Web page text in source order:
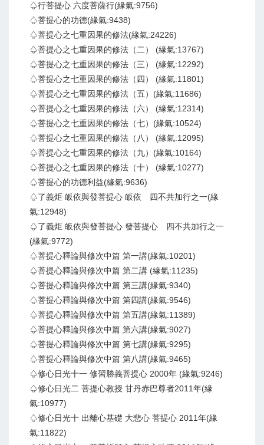
♤行菩提心 六度菩薩行(緣氣:9756)
♤菩提心的功德(緣氣:9438)
♤菩提心之七重因果的修法(緣氣:24226)
♤菩提心之七重因果的修法（二） (緣氣:13767)
♤菩提心之七重因果的修法（三） (緣氣:12292)
♤菩提心之七重因果的修法（四） (緣氣:11801)
♤菩提心之七重因果的修法（五）(緣氣:11686)
♤菩提心之七重因果的修法（六） (緣氣:12314)
♤菩提心之七重因果的修法（七）(緣氣:10524)
♤菩提心之七重因果的修法（八） (緣氣:12095)
♤菩提心之七重因果的修法（九）(緣氣:10164)
♤菩提心之七重因果的修法（十） (緣氣:10277)
♤菩提心的功德利益(緣氣:9636)
♤了義炬 皈依與發菩提心 皈依 四不共加行之一(緣
氣:12948)
♤了義炬 皈依與發菩提心 發菩提心 四不共加行之一
(緣氣:9772)
♤菩提心釋論與修次中篇 第一講(緣氣:10201)
♤菩提心釋論與修次中篇 第二講 (緣氣:11235)
♤菩提心釋論與修次中篇 第三講(緣氣:9340)
♤菩提心釋論與修次中篇 第四講(緣氣:9546)
♤菩提心釋論與修次中篇 第五講(緣氣:11389)
♤菩提心釋論與修次中篇 第六講(緣氣:9027)
♤菩提心釋論與修次中篇 第七講(緣氣:9295)
♤菩提心釋論與修次中篇 第八講(緣氣:9465)
♤修心日光十一 修習勝義菩提心 2000年 (緣氣:9246)
♤修心日光二 菩提心教授 甘丹赤巴尊者2011年(緣
氣:10977)
♤修心日光十 出離心基礎 大悲心 菩提心 2011年(緣
氣:11822)